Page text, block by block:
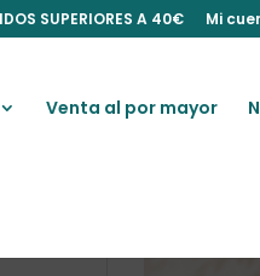
SUPERIORES A 40€ Mi
Venta al por mayor